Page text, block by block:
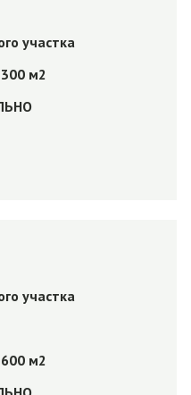
участка
м2
участка
м2